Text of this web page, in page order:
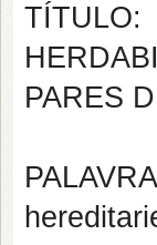
TÍTULO:
PARES